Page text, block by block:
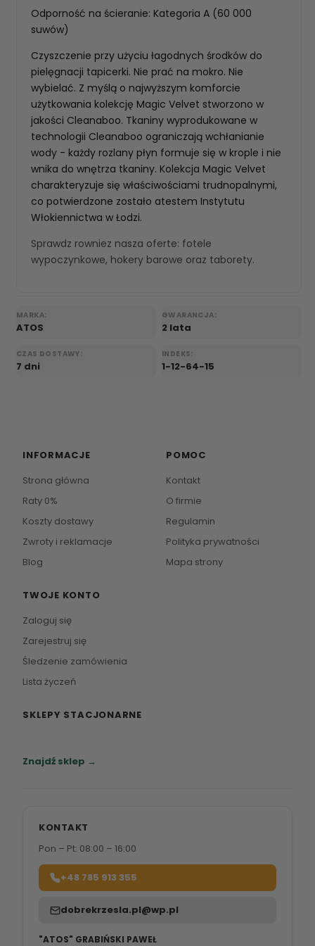
Odporność na ścieranie: Kategoria A (60 000
suwów)
Czyszczenie przy użyciu łagodnych środków do
pielęgnacji tapicerki. Nie prać na mokro. Nie
wybielać. Z myślą o najwyższym komforcie
użytkowania kolekcję Magic Velvet stworzono w
jakości Cleanaboo. Tkaniny wyprodukowane w
technologii Cleanaboo ograniczają wchłanianie
wody - każdy rozlany płyn formuje się w krople i nie
wnika do wnętrza tkaniny. Kolekcja Magic Velvet
charakteryzuje się właściwościami trudnopalnymi,
co potwierdzone zostało atestem Instytutu
Włokiennictwa w Łodzi.
Sprawdz rowniez nasza oferte: fotele
wypoczynkowe, hokery barowe oraz taborety.
MARKA:
ATOS
GWARANCJA:
2 lata
CZAS DOSTAWY:
7 dni
INDEKS:
1-12-64-15
INFORMACJE
Strona główna
Raty 0%
Koszty dostawy
Zwroty i reklamacje
Blog
POMOC
Kontakt
O firmie
Regulamin
Polityka prywatności
Mapa strony
TWOJE KONTO
Zaloguj się
Zarejestruj się
Śledzenie zamówienia
Lista życzeń
SKLEPY STACJONARNE
Znajdź sklep →
KONTAKT
Pon – Pt: 08:00 – 16:00
+48 785 913 355
dobrekrzesla.pl@wp.pl
"ATOS" GRABIŃSKI PAWEŁ